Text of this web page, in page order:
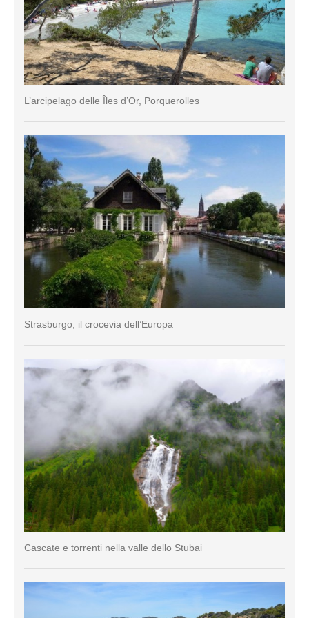
L’arcipelago delle Îles d’Or, Porquerolles
Strasburgo, il crocevia dell’Europa
Cascate e torrenti nella valle dello Stubai